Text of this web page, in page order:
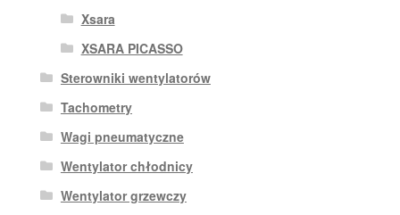
Xsara
XSARA PICASSO
Sterowniki wentylatorów
Tachometry
Wagi pneumatyczne
Wentylator chłodnicy
Wentylator grzewczy